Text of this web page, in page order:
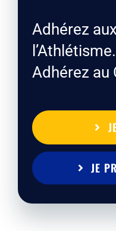
Adhérez
l’Athlétisme.
Adhérez au
JE